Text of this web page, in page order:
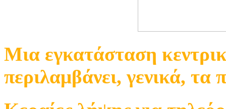
Μια εγκατάσταση
περιλαμβάνει, γενικά, τα